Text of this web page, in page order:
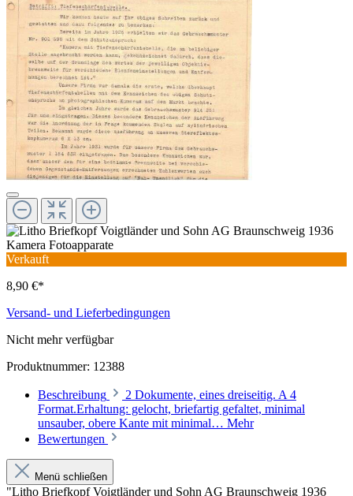
Verkauft
8,90 €*
Versand- und Lieferbedingungen
Nicht mehr verfügbar
Produktnummer: 12388
Beschreibung
2 Dokumente, eines dreiseitig. A 4
Format.Erhaltung: gelocht, briefartig gefaltet, minimal
unsauber, obere Kante mit minimal… Mehr
Bewertungen
Menü schließen
"Litho Briefkopf Voigtländer und Sohn AG Braunschweig 1936